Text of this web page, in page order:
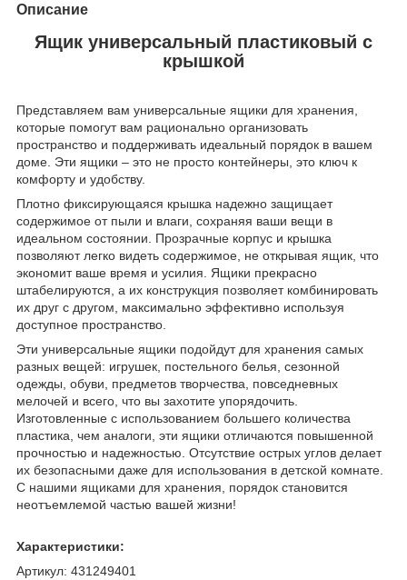
Описание
Ящик универсальный пластиковый с
крышкой
Представляем вам универсальные ящики для хранения,
которые помогут вам рационально организовать
пространство и поддерживать идеальный порядок в вашем
доме. Эти ящики – это не просто контейнеры, это ключ к
комфорту и удобству.
Плотно фиксирующаяся крышка надежно защищает
содержимое от пыли и влаги, сохраняя ваши вещи в
идеальном состоянии. Прозрачные корпус и крышка
позволяют легко видеть содержимое, не открывая ящик, что
экономит ваше время и усилия. Ящики прекрасно
штабелируются, а их конструкция позволяет комбинировать
их друг с другом, максимально эффективно используя
доступное пространство.
Эти универсальные ящики подойдут для хранения самых
разных вещей: игрушек, постельного белья, сезонной
одежды, обуви, предметов творчества, повседневных
мелочей и всего, что вы захотите упорядочить.
Изготовленные с использованием большего количества
пластика, чем аналоги, эти ящики отличаются повышенной
прочностью и надежностью. Отсутствие острых углов делает
их безопасными даже для использования в детской комнате.
С нашими ящиками для хранения, порядок становится
неотъемлемой частью вашей жизни!
Характеристики:
Артикул: 431249401